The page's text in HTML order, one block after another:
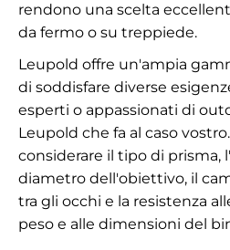
rendono una scelta
da fermo o su treppiede.
Leupold offre un'ampia
di soddisfare diverse
esperti o appassionati di
Leupold che fa al caso
considerare il tipo di prisma,
diametro dell'obiettivo, il
tra gli occhi e la resistenza
peso e alle dimensioni del